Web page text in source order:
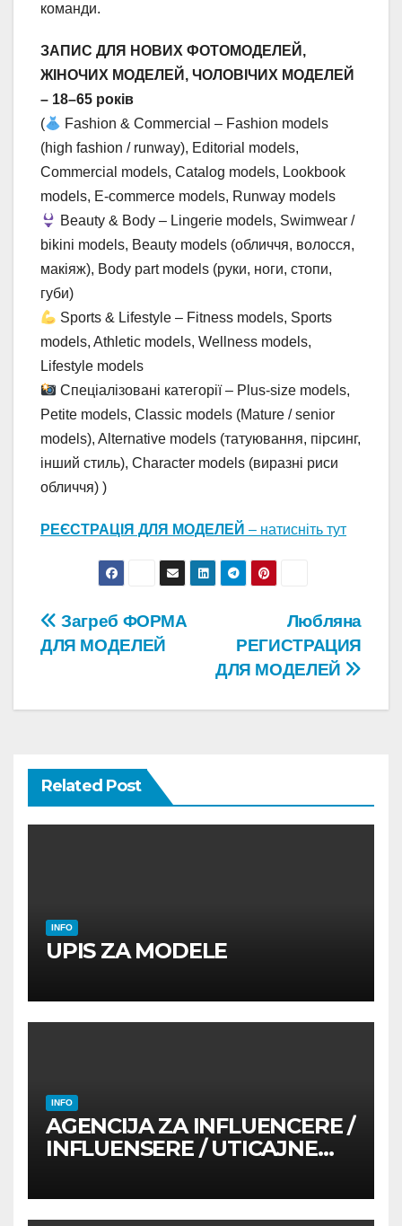
команди.
ЗАПИС ДЛЯ НОВИХ ФОТОМОДЕЛЕЙ,
ЖІНОЧИХ МОДЕЛЕЙ, ЧОЛОВІЧИХ МОДЕЛЕЙ
– 18–65 років
(
Fashion & Commercial – Fashion models
(high fashion / runway), Editorial models,
Commercial models, Catalog models, Lookbook
models, E-commerce models, Runway models
Beauty & Body – Lingerie models, Swimwear /
bikini models, Beauty models (обличчя, волосся,
макіяж), Body part models (руки, ноги, стопи,
губи)
Sports & Lifestyle – Fitness models, Sports
models, Athletic models, Wellness models,
Lifestyle models
Спеціалізовані категорії – Plus-size models,
Petite models, Classic models (Mature / senior
models), Alternative models (татуювання, пірсинг,
інший стиль), Character models (виразні риси
обличчя) )
РЕЄСТРАЦІЯ ДЛЯ МОДЕЛЕЙ – натисніть тут
Post
navigation
Любляна
РЕГИСТРАЦИЯ
ДЛЯ МОДЕЛЕЙ
Загреб ФОРМА
ДЛЯ МОДЕЛЕЙ
Related Post
INFO
UPIS ZA MODELE
INFO
AGENCIJA ZA INFLUENCERE /
INFLUENSERE / UTICAJNE